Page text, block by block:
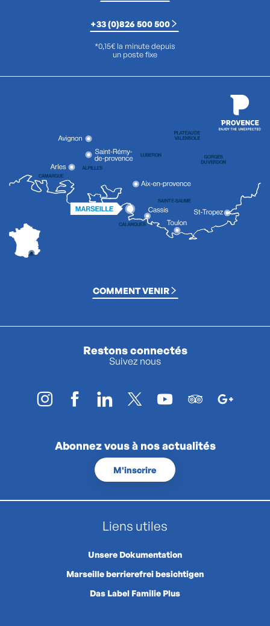
+33 (0)826 500 500
*0,15€ la minute depuis
un poste fixe
COMMENT VENIR
Restons connectés
Suivez nous
Abonnez vous à nos actualités
M'inscrire
Liens utiles
Unsere Dokumentation
Marseille berrierefrei besichtigen
Das Label Familie Plus